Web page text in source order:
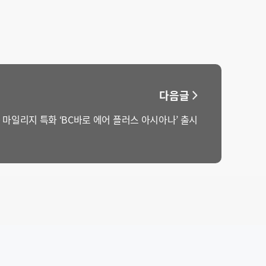
다음글
일리지 특화 ‘BC바로 에어 플러스 아시아나’ 출시